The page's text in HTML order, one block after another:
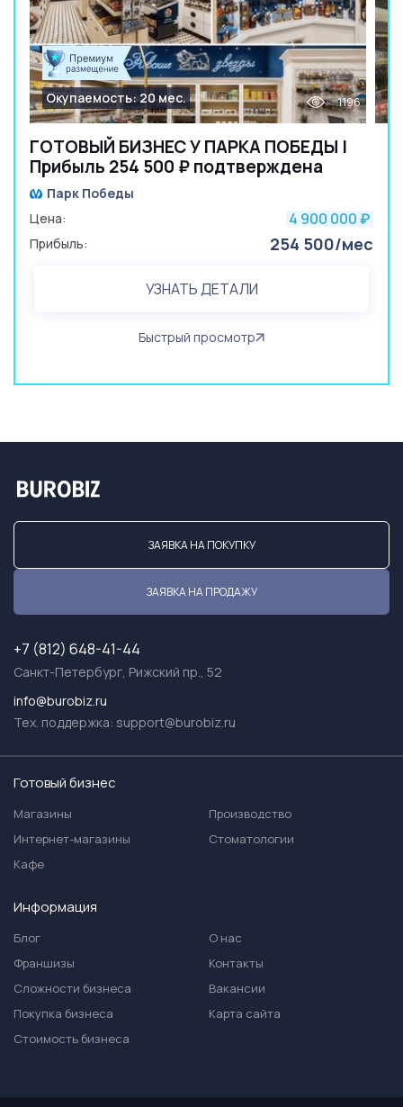
ГОТОВЫЙ БИЗНЕС У ПАРКА ПОБЕДЫ |
Прибыль 254 500 ₽ подтверждена
Окупаемость: 20 мес. 1196
Парк Победы
Цена:
4 900 000 ₽
Прибыль: 254 500/мес
УЗНАТЬ ДЕТАЛИ
Быстрый просмотр
ЗАЯВКА НА ПОКУПКУ
ЗАЯВКА НА ПРОДАЖУ
+7 (812) 648-41-44
Санкт-Петербург, Рижский пр., 52
info@burobiz.ru
Тех. поддержка: support@burobiz.ru
Готовый бизнес
Магазины
Интернет-магазины
Кафе
Производство
Стоматологии
Информация
Блог
Франшизы
Сложности бизнеса
Покупка бизнеса
Стоимость бизнеса
О нас
Контакты
Вакансии
Карта сайта